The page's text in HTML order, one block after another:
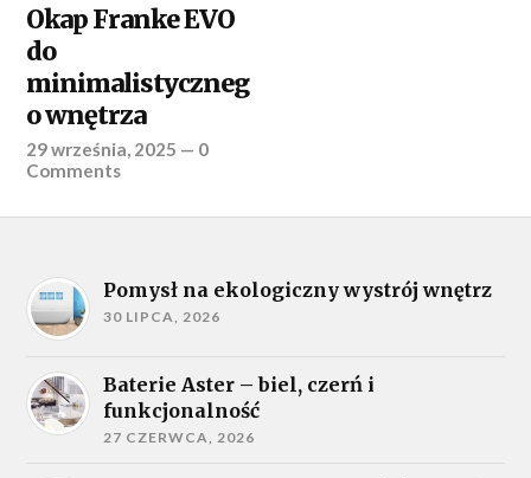
Okap Franke EVO
do
minimalistyczneg
o wnętrza
29 września, 2025 — 0
Comments
Pomysł na ekologiczny wystrój wnętrz
30 LIPCA, 2026
Baterie Aster – biel, czerń i
funkcjonalność
27 CZERWCA, 2026